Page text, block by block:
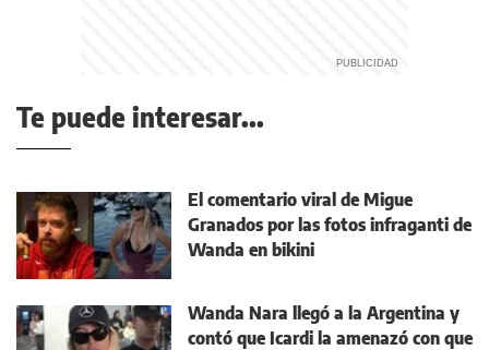
Te puede interesar...
El comentario viral de Migue
Granados por las fotos infraganti de
Wanda en bikini
Wanda Nara llegó a la Argentina y
contó que Icardi la amenazó con que